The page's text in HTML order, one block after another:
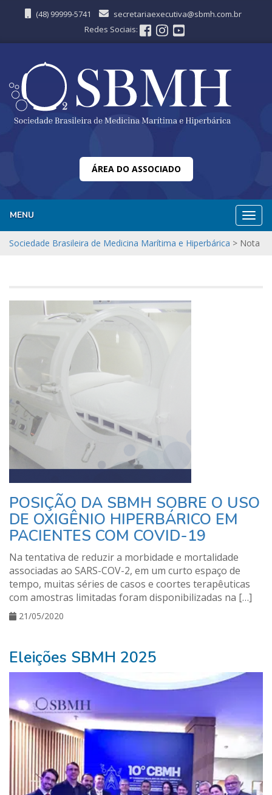
(48) 99999-5741
secretariaexecutiva@sbmh.com.br
Redes Sociais:
ÁREA DO ASSOCIADO
MENU
Sociedade Brasileira de Medicina Marítima e Hiperbárica > Nota
POSIÇÃO DA SBMH SOBRE O USO
DE OXIGÊNIO HIPERBÁRICO EM
PACIENTES COM COVID-19
Na tentativa de reduzir a morbidade e mortalidade
associadas ao SARS-COV-2, em um curto espaço de
tempo, muitas séries de casos e coortes terapêuticas
com amostras limitadas foram disponibilizadas na […]
21/05/2020
Eleições SBMH 2025